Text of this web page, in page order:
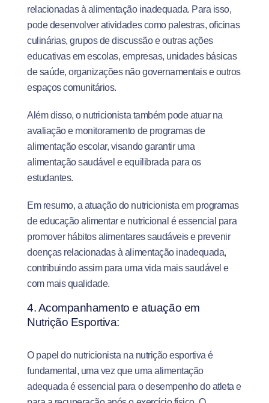
relacionadas à alimentação inadequada. Para isso,
pode desenvolver atividades como palestras, oficinas
culinárias, grupos de discussão e outras ações
educativas em escolas, empresas, unidades básicas
de saúde, organizações não governamentais e outros
espaços comunitários.
Além disso, o nutricionista também pode atuar na
avaliação e monitoramento de programas de
alimentação escolar, visando garantir uma
alimentação saudável e equilibrada para os
estudantes.
Em resumo, a atuação do nutricionista em programas
de educação alimentar e nutricional é essencial para
promover hábitos alimentares saudáveis e prevenir
doenças relacionadas à alimentação inadequada,
contribuindo assim para uma vida mais saudável e
com mais qualidade.
4. Acompanhamento e atuação em
Nutrição Esportiva:
O papel do nutricionista na nutrição esportiva é
fundamental, uma vez que uma alimentação
adequada é essencial para o desempenho do atleta e